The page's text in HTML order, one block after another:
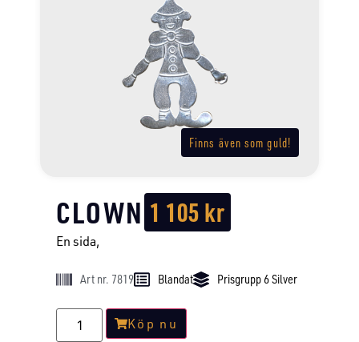
Finns även som guld!
CLOWN 1 105kr
En sida,
Art nr. 7819 Blandat Prisgrupp 6 Silver
Köp nu